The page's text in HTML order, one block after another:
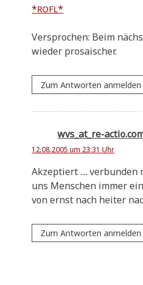
*ROFL*
Ver­spro­chen: Beim
wie­der prosaischer.
Zum Antworten anmelden
wvs_at_re-
12.08.2005 um 23:31 Uhr
Akzep­tiert ....
uns Men­schen immer
von ernst nach hei­ter
Zum Antworten anmelden